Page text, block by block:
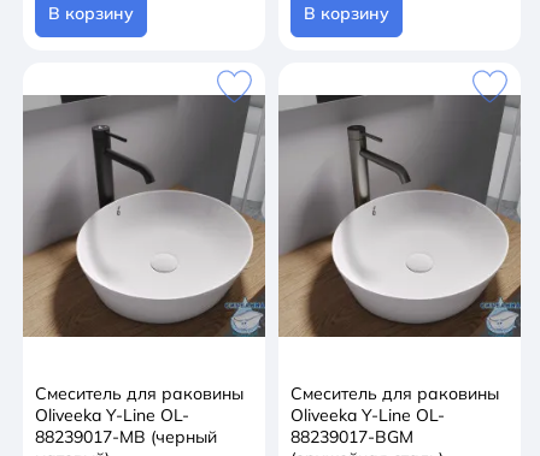
В корзину В корзину
Смеситель для раковины
Oliveeka Y-Line OL-
88239017-MB (черный
Смеситель для раковины
Oliveeka Y-Line OL-
88239017-BGM